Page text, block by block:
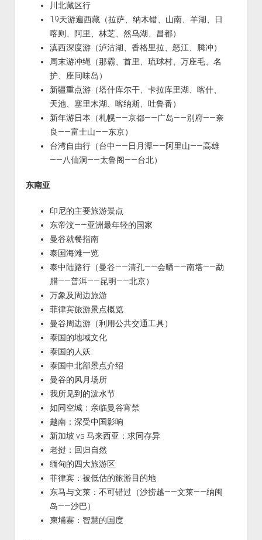
川北藏区行
19天游遍西藏（拉萨、纳木错、山南、羊湖、日
喀则、阿里、林芝、然乌湖、昌都）
滇西深度游（泸沽湖、香格里拉、怒江、腾冲）
周末游冲绳（那霸、首里、琉球村、万座毛、名
护、座间味岛）
新疆重点游（塔什库尔干、卡拉库里湖、喀什、
天池、塞里木湖、喀纳斯、吐鲁番）
新年游日本（札幌——京都——广岛——别府——奈
良——富士山——东京）
台湾自由行（台中——日月潭——阿里山——高雄
——八仙洞——太鲁阁——台北）
东南亚
印尼的主要旅游景点
东帝汶——亚洲最年轻的国家
曼谷就餐指南
泰国海滩一览
泰中陆路行（曼谷——清孔——会晒——南塔——勐
腊——普洱——昆明——北京）
万象及周边旅游
菲律宾旅游景点概览
曼谷周边游（利用公共交通工具）
泰国的地域文化
泰国的人妖
泰国中北部景点介绍
曼谷的风月场所
我所见到的泼水节
如同空城：亲临曼谷宵禁
越南：深受中国影响
新加坡 vs 马来西亚：求同存异
老挝：回归自然
缅甸的四大旅游区
菲律宾：被低估的旅游目的地
东马与文莱：不可错过（沙捞越——文莱——纳闽
岛——沙巴）
柬埔寨：智慧的国度